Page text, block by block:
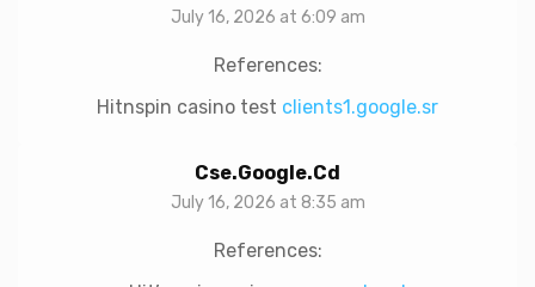
July 16, 2026 at 6:09 am
References:
Hitnspin casino test clients1.google.sr
Cse.google.cd
July 16, 2026 at 8:35 am
References: